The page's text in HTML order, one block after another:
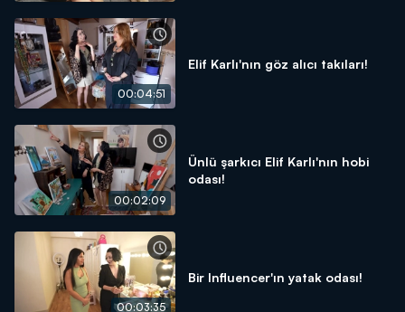
00:04:51
Elif Karlı'nın göz alıcı takıları!
00:02:09
Ünlü şarkıcı Elif Karlı'nın hobi
odası!
00:03:35
Bir Influencer'ın yatak odası!